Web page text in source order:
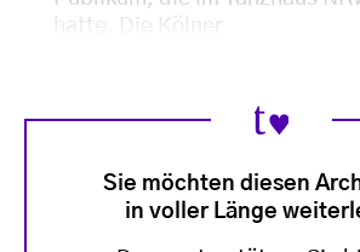
hatte. Die Kölner
Sie möchten diesen
in voller Länge